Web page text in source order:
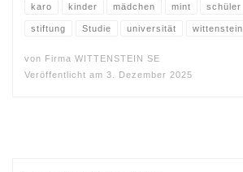
karo kinder mädchen mint schüler
stiftung Studie universität wittenstein
von Firma WITTENSTEIN SE
Veröffentlicht am 3. Dezember 2025